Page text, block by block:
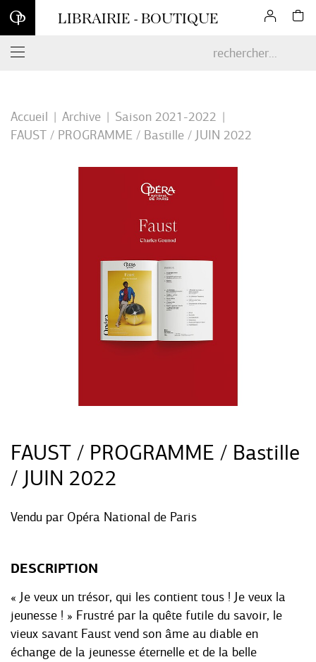
Inscrivez-vous à notre newsletter et profitez d'une remise de 10
% sur votre première commande en ligne*
LIBRAIRIE - BOUTIQUE
Accueil Archive
Saison 2021-2022
FAUST / PROGRAMME / Bastille / JUIN 2022
FAUST / PROGRAMME / Bastille
/ JUIN 2022
Vendu par Opéra National de Paris
DESCRIPTION
« Je veux un trésor, qui les contient tous ! Je veux la
jeunesse ! » Frustré par la quête futile du savoir, le
vieux savant Faust vend son âme au diable en
échange de la jeunesse éternelle et de la belle